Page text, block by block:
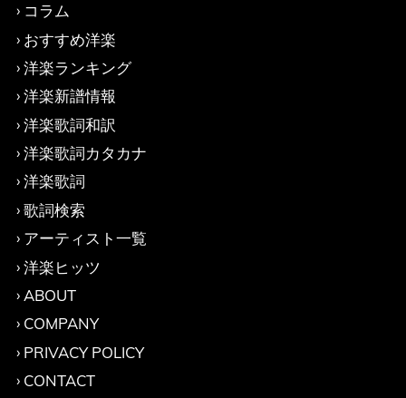
コラム
おすすめ洋楽
洋楽ランキング
洋楽新譜情報
洋楽歌詞和訳
洋楽歌詞カタカナ
洋楽歌詞
歌詞検索
アーティスト一覧
洋楽ヒッツ
ABOUT
COMPANY
PRIVACY POLICY
CONTACT